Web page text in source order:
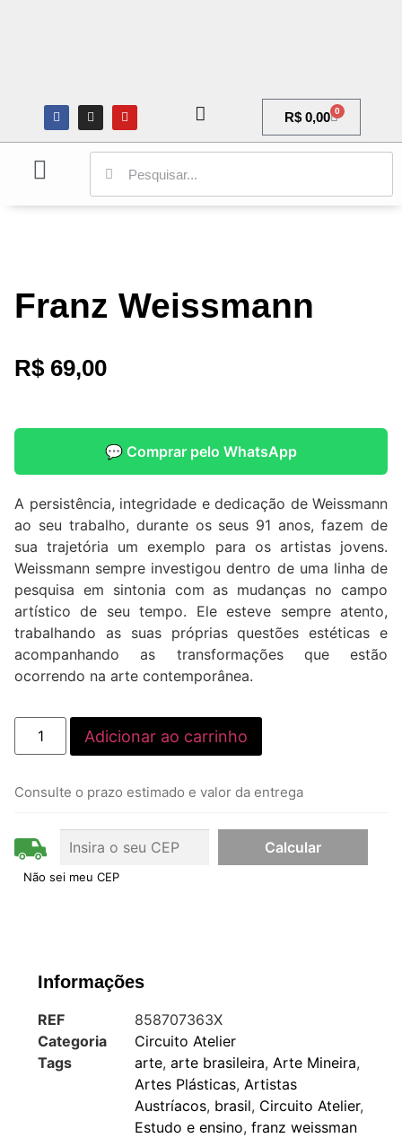
R$ 0,00 0
Franz Weissmann
R$ 69,00
💬 Comprar pelo WhatsApp
A persistência, integridade e dedicação de Weissmann
ao seu trabalho, durante os seus 91 anos, fazem de
sua trajetória um exemplo para os artistas jovens.
Weissmann sempre investigou dentro de uma linha de
pesquisa em sintonia com as mudanças no campo
artístico de seu tempo. Ele esteve sempre atento,
trabalhando as suas próprias questões estéticas e
acompanhando as transformações que estão
ocorrendo na arte contemporânea.
Adicionar ao carrinho
Consulte o prazo estimado e valor da entrega
Não sei meu CEP
Informações
REF
858707363X
Categoria
Circuito Atelier
Tags
arte, arte brasileira, Arte Mineira,
Artes Plásticas, Artistas
Austríacos, brasil, Circuito Atelier,
Estudo e ensino, franz weissman